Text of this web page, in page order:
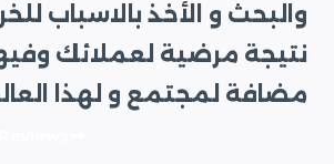
والبحث و الأخذ بالاسباب
نتيجة مرضية لعملائك
مضافة لمجتمع و لهذا